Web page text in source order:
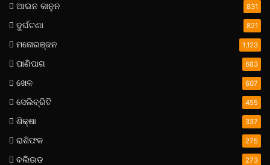
ଆଇନ କାନୁନ 831
ଦୁର୍ଘଟଣା 821
ମନୋରଞ୍ଜନ 1,123
ପାଣିପାଗ 683
ଖେଳ 607
ସେଲିବ୍ରିଟି 455
ଶିକ୍ଷା 337
ରାଶିଫଳ 275
ବଲିଉଡ 273